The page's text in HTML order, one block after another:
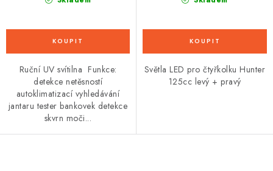
Ruční UV svítilna Funkce:
detekce netěsností
autoklimatizací vyhledávání
jantaru tester bankovek detekce
skvrn moči...
Světla LED pro čtyřkolku Hunter
125cc levý + pravý